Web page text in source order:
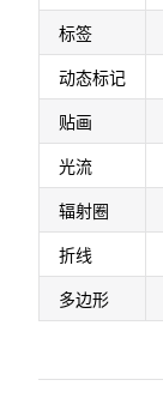
标签
动态标记
贴画
光流
辐射圈
折线
多边形